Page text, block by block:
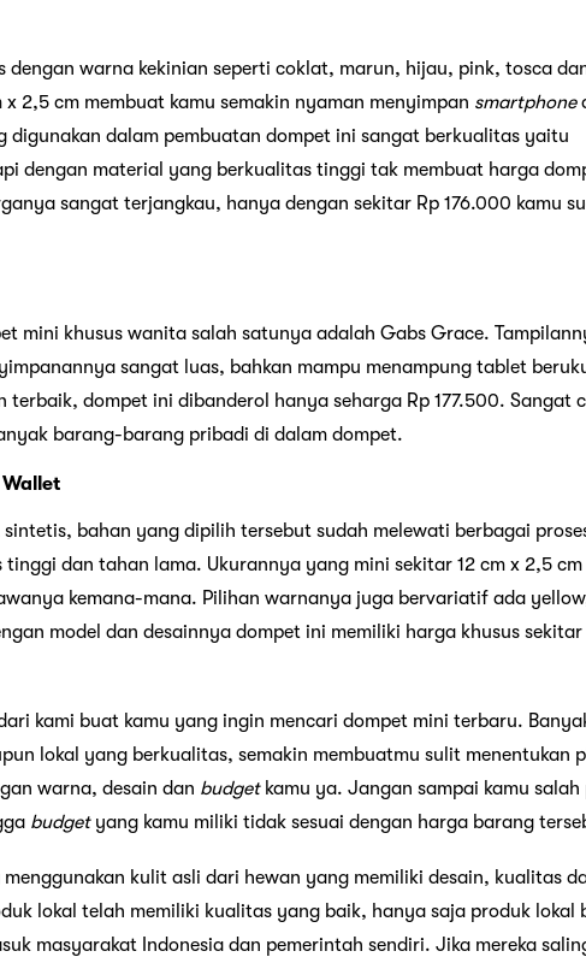
dengan warna kekinian seperti coklat, marun, hijau, pink, tosca
x 2,5 cm membuat kamu semakin nyaman menyimpan smartphone
digunakan dalam pembuatan dompet ini sangat berkualitas yaitu
dengan material yang berkualitas tinggi tak membuat harga
sangat terjangkau, hanya dengan sekitar Rp 176.000 kamu
mini khusus wanita salah satunya adalah Gabs Grace.
sangat luas, bahkan mampu menampung tablet
terbaik, dompet ini dibanderol hanya seharga Rp 177.500. Sangat
barang-barang pribadi di dalam dompet.
bahan yang dipilih tersebut sudah melewati berbagai
dan tahan lama. Ukurannya yang mini sekitar 12 cm x 2,5 cm
kemana-mana. Pilihan warnanya juga bervariatif ada
model dan desainnya dompet ini memiliki harga khusus sekitar
kami buat kamu yang ingin mencari dompet mini terbaru.
lokal yang berkualitas, semakin membuatmu sulit menentukan
warna, desain dan budget kamu ya. Jangan sampai kamu
budgetyang kamu miliki tidak sesuai dengan harga barang
kulit asli dari hewan yang memiliki desain, kualitas
lokal telah memiliki kualitas yang baik, hanya saja produk lokal
masyarakat Indonesia dan pemerintah sendiri. Jika mereka